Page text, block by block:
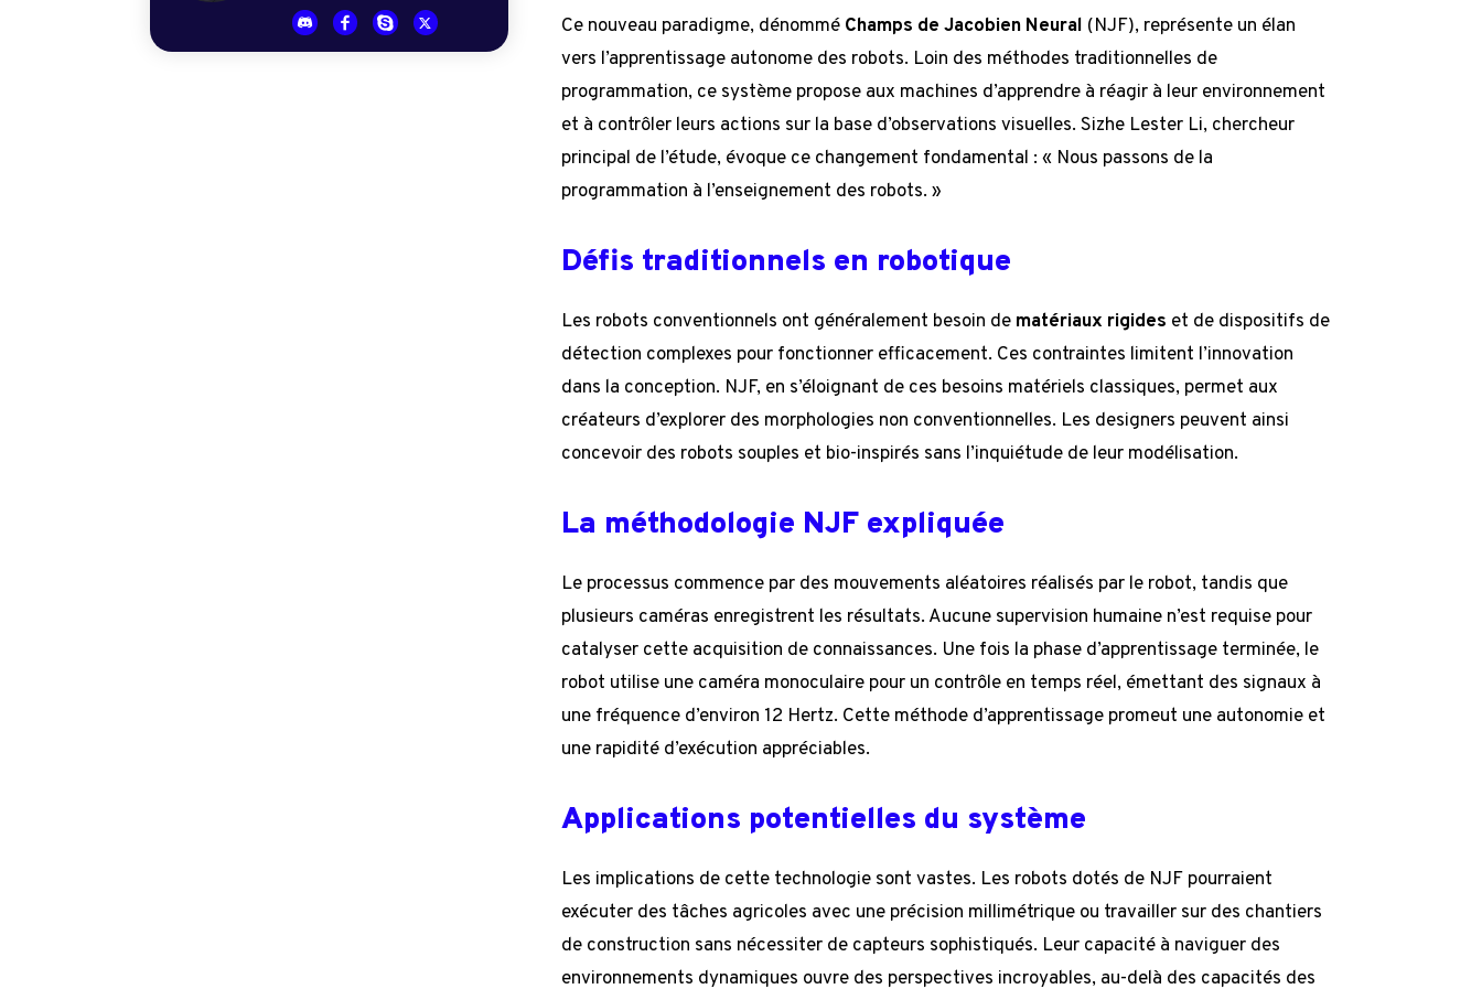
Ce nouveau paradigme, dénommé Champs de Jacobien Neural (NJF), représente un élan
vers l’apprentissage autonome des robots. Loin des méthodes traditionnelles de
programmation, ce système propose aux machines d’apprendre à réagir à leur environnement
et à contrôler leurs actions sur la base d’observations visuelles. Sizhe Lester Li, chercheur
principal de l’étude, évoque ce changement fondamental : « Nous passons de la
programmation à l’enseignement des robots. »
Défis traditionnels en robotique
Les robots conventionnels ont généralement besoin de matériaux rigides et de dispositifs de
détection complexes pour fonctionner efficacement. Ces contraintes limitent l’innovation
dans la conception. NJF, en s’éloignant de ces besoins matériels classiques, permet aux
créateurs d’explorer des morphologies non conventionnelles. Les designers peuvent ainsi
concevoir des robots souples et bio-inspirés sans l’inquiétude de leur modélisation.
La méthodologie NJF expliquée
Le processus commence par des mouvements aléatoires réalisés par le robot, tandis que
plusieurs caméras enregistrent les résultats. Aucune supervision humaine n’est requise pour
catalyser cette acquisition de connaissances. Une fois la phase d’apprentissage terminée, le
robot utilise une caméra monoculaire pour un contrôle en temps réel, émettant des signaux à
une fréquence d’environ 12 Hertz. Cette méthode d’apprentissage promeut une autonomie et
une rapidité d’exécution appréciables.
Applications potentielles du système
Les implications de cette technologie sont vastes. Les robots dotés de NJF pourraient
exécuter des tâches agricoles avec une précision millimétrique ou travailler sur des chantiers
de construction sans nécessiter de capteurs sophistiqués. Leur capacité à naviguer des
environnements dynamiques ouvre des perspectives incroyables, au-delà des capacités des